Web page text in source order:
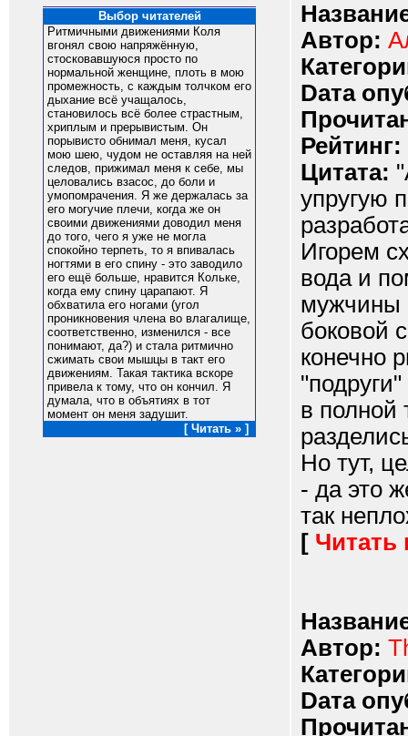
Выбор читателей
Ритмичными движениями Коля
вгонял свою напряжённую,
стосковавшуюся просто по
нормальной женщине, плоть в мою
промежность, с каждым толчком его
дыхание всё учащалось,
становилось всё более страстным,
хриплым и прерывистым. Он
порывисто обнимал меня, кусал
мою шею, чудом не оставляя на ней
следов, прижимал меня к себе, мы
целовались взасос, до боли и
умопомрачения. Я же держалась за
его могучие плечи, когда же он
своими движениями доводил меня
до того, чего я уже не могла
спокойно терпеть, то я впивалась
ногтями в его спину - это заводило
его ещё больше, нравится Кольке,
когда ему спину царапают. Я
обхватила его ногами (угол
проникновения члена во влагалище,
соответственно, изменился - все
понимают, да?) и стала ритмично
сжимать свои мышцы в такт его
движениям. Такая тактика вскоре
привела к тому, что он кончил. Я
думала, что в объятиях в тот
момент он меня задушит.
[ Читать » ]
Автор:
Dата
Рейтинг:
Цитата:
упругую
Игорем
вода и
мужчины
боковой
конечно
в полной
Но тут,
- да это
так
[ Читать
Автор:
Dата